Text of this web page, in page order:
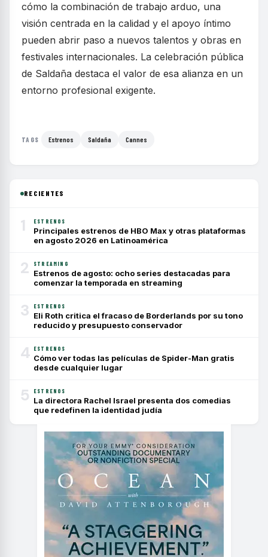
cómo la combinación de trabajo arduo, una
visión centrada en la calidad y el apoyo íntimo
pueden abrir paso a nuevos talentos y obras en
festivales internacionales. La celebración pública
de Saldaña destaca el valor de esa alianza en un
entorno profesional exigente.
TAGS Estrenos Saldaña Cannes
RECIENTES
1 ESTRENOS
Principales estrenos de HBO Max y otras plataformas
en agosto 2026 en Latinoamérica
2 STREAMING
Estrenos de agosto: ocho series destacadas para
comenzar la temporada en streaming
3 ESTRENOS
Eli Roth critica el fracaso de Borderlands por su tono
reducido y presupuesto conservador
4 ESTRENOS
Cómo ver todas las películas de Spider-Man gratis
desde cualquier lugar
5 ESTRENOS
La directora Rachel Israel presenta dos comedias
que redefinen la identidad judía